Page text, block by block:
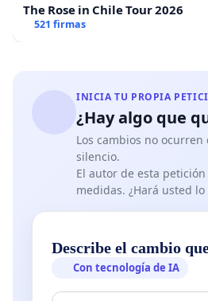
The Rose in Chile Tour 2026
521 firmas
INICIA TU PROPIA
¿Hay algo que
Los cambios no
silencio.
El autor de esta
medidas. ¿Hará usted lo
Describe el cambio
Con tecnología de IA